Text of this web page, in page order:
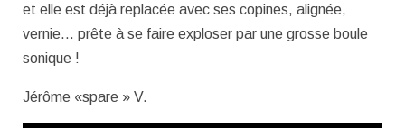
et elle est déjà replacée avec ses copines, alignée,
vernie… prête à se faire exploser par une grosse boule
sonique !
Jérôme «spare » V.